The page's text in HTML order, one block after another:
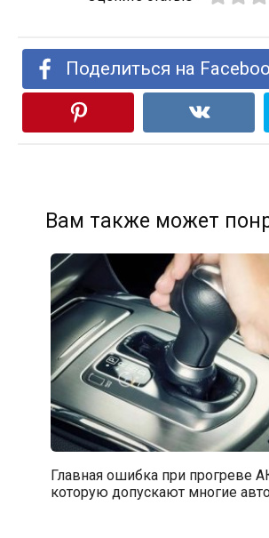
Поделиться на
Вам также может
Главная ошибка при прогреве
которую допускают многие